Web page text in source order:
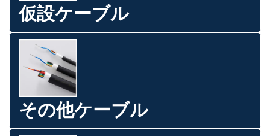
仮設ケーブル
その他ケーブル